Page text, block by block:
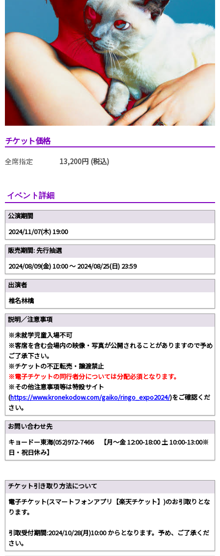
チケット価格
全席指定 13,200円 (税込)
イベント詳細
公演期間
2024/11/07(木) 19:00
販売期間: 先行抽選
2024/08/09(金) 10:00 〜 2024/08/25(日) 23:59
出演者
椎名林檎
説明／注意事項
※未就学児童入場不可
※客席を含む会場内の映像・写真が公開されることがありますので予め
ご了承下さい。
※チケットの不正転売・譲渡禁止
※電子チケットの同行者分については分配必須となります。
※その他注意事項等は特設サイト
(https://www.kronekodow.com/gaiko/ringo_expo2024/)をご確認くだ
さい。
お問い合わせ先
キョードー東海(052)972-7466 【月～金 12:00-18:00 土 10:00-13:00※
日・祝日休み】
チケット引き取り方法について
電子チケット(スマートフォンアプリ【楽天チケット】)のお引取りとな
ります。
引取受付期間:2024/10/28(月)10:00 からとなります。予め、ご了承くだ
さい。